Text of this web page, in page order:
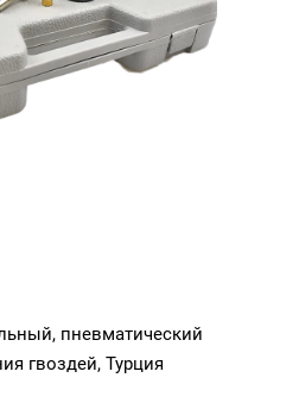
пневматический
гвоздей, Турция